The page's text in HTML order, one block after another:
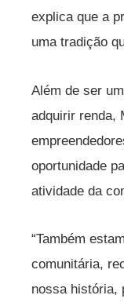
explica que a
uma tradição
Além de ser
adquirir renda,
oportunidade
atividade da
“Também
comunitária,
nossa história,